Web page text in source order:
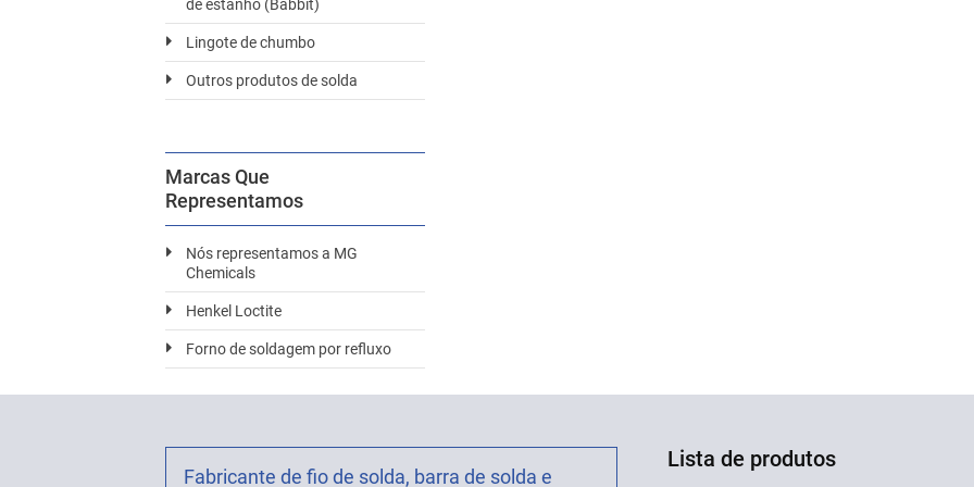
de estanho (Babbit)
Lingote de chumbo
Outros produtos de solda
Marcas Que
Representamos
Nós representamos a MG
Chemicals
Henkel Loctite
Forno de soldagem por refluxo
Fabricante de fio de solda, barra de solda e
Lista de produtos